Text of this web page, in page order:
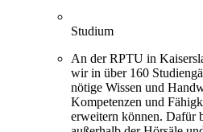
Studium
An der RPTU in
wir in über 160
nötige Wissen und
Kompetenzen und
erweitern können. Dafür